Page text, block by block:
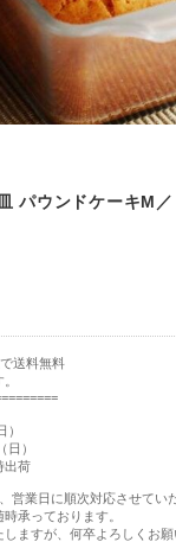
パウンドケーキM／
送料無料
）
出荷
営業日に順次対応させてい
承っております。
ますが、何卒よろしくお願